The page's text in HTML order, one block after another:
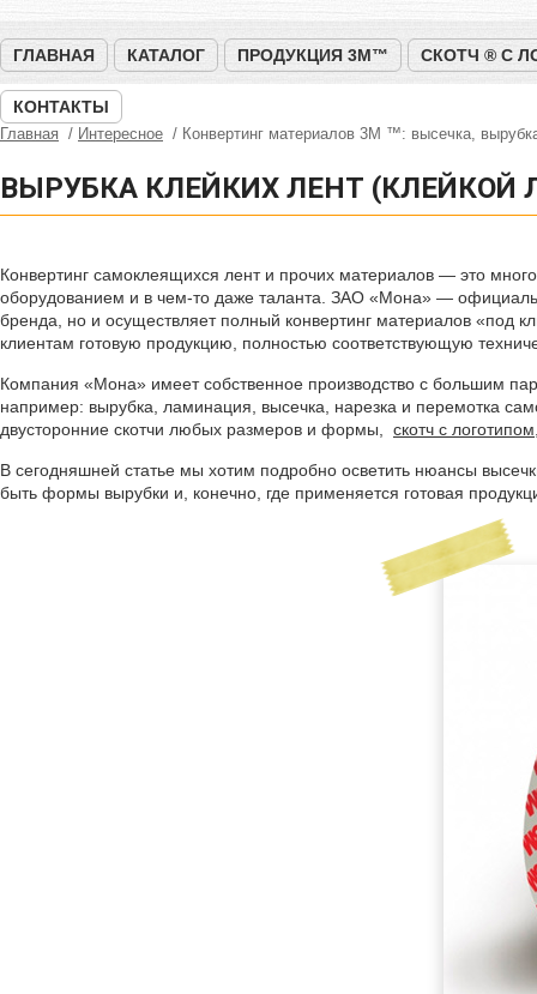
ГЛАВНАЯ КАТАЛОГ ПРОДУКЦИЯ 3M™ СКОТЧ ® С
КОНТАКТЫ
Главная Интересное Конвертинг материалов 3М ™: высечка,
ВЫРУБКА КЛЕЙКИХ ЛЕНТ (КЛЕЙКОЙ
Конвертинг самоклеящихся лент и прочих материалов — это
оборудованием и в чем-то даже таланта. ЗАО «Мона» —
бренда, но и осуществляет полный конвертинг материалов «под
клиентам готовую продукцию, полностью соответствующую
Компания «Мона» имеет собственное производство с большим
например: вырубка, ламинация, высечка, нарезка и перемотка
двусторонние скотчи любых размеров и формы, скотч с логотипом
В сегодняшней статье мы хотим подробно осветить нюансы
быть формы вырубки и, конечно, где применяется готовая